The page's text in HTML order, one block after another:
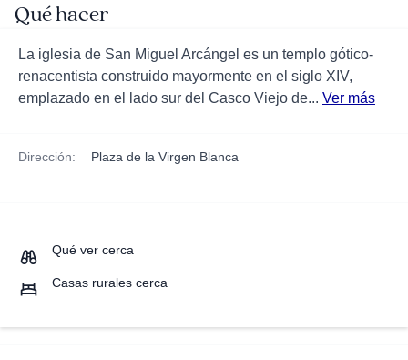
Qué hacer
La iglesia de San Miguel Arcángel es un templo gótico-
renacentista construido mayormente en el siglo XIV,
emplazado en el lado sur del Casco Viejo de... Ver más
Dirección: Plaza de la Virgen Blanca
Qué ver cerca
Casas rurales cerca